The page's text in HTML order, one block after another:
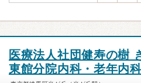
医療法人社団健寿の樹
東館分院内科・老年内